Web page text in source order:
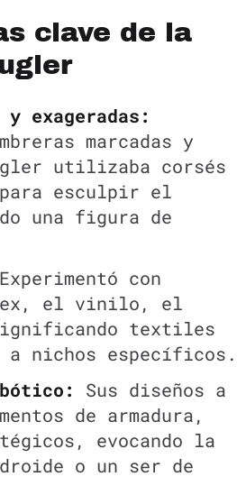
clave de la
exageradas:
marcadas y
utilizaba corsés
esculpir el
una figura de
Experimentó con
el vinilo, el
textiles
a nichos específicos.
Sus diseños a
de armadura,
evocando la
o un ser de